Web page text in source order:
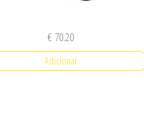
€ 70.20
Adicionar